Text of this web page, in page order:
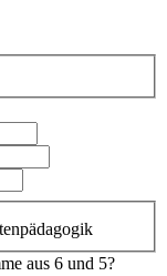
aus 6 und 5?